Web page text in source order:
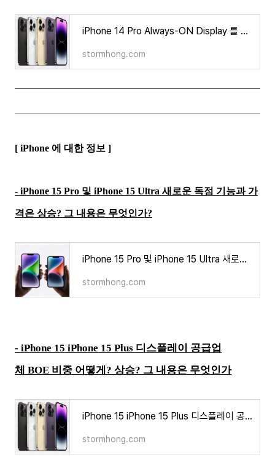
iPhone 14 Pro Always-ON Display 를 비활성화하는 방법은 무엇인가?
stormhong.com
[ iPhone 에 대한 정보 ]
- iPhone 15 Pro 및 iPhone 15 Ultra 새로운 독점 기능과 가
격은 상승? 그 내용은 무엇인가?
iPhone 15 Pro 및 iPhone 15 Ultra 새로운 독점 기능과 가격은 상승? 그 내용은 무엇인가?
stormhong.com
- iPhone 15 iPhone 15 Plus 디스플레이 공급업
체 BOE 비중 어떻게? 상승? 그 내용은 무엇인가
iPhone 15 iPhone 15 Plus 디스플레이 공급업체 BOE 비중 어떻게? 상승? 그 내용은 무엇인가
stormhong.com